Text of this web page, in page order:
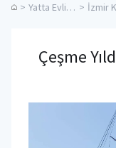
> Yatta Evlilik Teklifi >
Çeşme